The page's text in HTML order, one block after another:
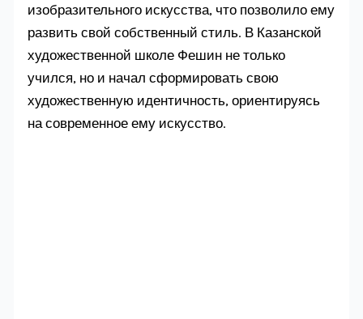
изобразительного искусства, что позволило ему
развить свой собственный стиль. В Казанской
художественной школе Фешин не только
учился, но и начал сформировать свою
художественную идентичность, ориентируясь
на современное ему искусство.